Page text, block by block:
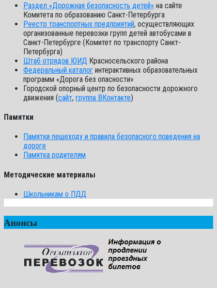
Раздел «Дорожная безопасность детей» на сайте
Комитета по образованию Санкт-Петербурга
Реестр транспортных предприятий, осуществляющих
организованные перевозки групп детей автобусами в
Санкт-Петербурге (Комитет по транспорту Санкт-
Петербурга)
Штаб отрядов ЮИД Красносельского района
Федеральный каталог интерактивных образовательных
программ «Дорога без опасности»
Городской опорный центр по безопасности дорожного
движения (сайт, группа ВКонтакте)
Памятки
Памятки пешеходу и правила безопасного поведения на
дороге
Памятка родителям
Методические материалы
Школьникам о ПДД
Анонсы